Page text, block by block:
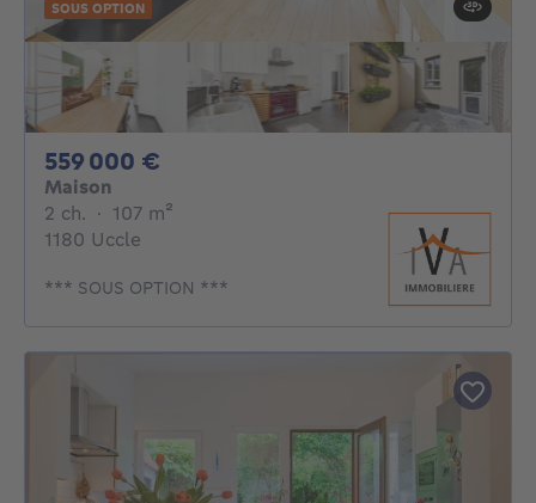
SOUS OPTION
559 000 €
Maison
2 ch. 2 chambres
· 107 m²
1180 Uccle
*** SOUS OPTION ***